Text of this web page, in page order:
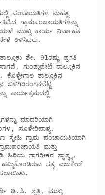
ಗ್ರಾಮಪಂಚಾಯತಿಗಳನ್ನು
ಮುಖ್ಯ ಕಾರ್ಯ ನಿರ್ವಾಹಕ
ತಿಳಿಸಿದರು.
ಗುಂಡ್ಲುಪೇಟೆ ತಾಲ್ಲೂಕಿನ
ತಾಲ್ಲೂಕಿನ
ಬಿಳಿಗಿರಿರಂಗನಬೆಟ್ಟ
ಕಾರ್ಯಕ್ರಮದಲ್ಲಿ
ಸೂಳೇರಿಪಾಳ್ಯ.
ಸ್ನೇಹಿ ಗ್ರಾಮ ಪಂಚಾಯತಿಯಾಗಿ
ಮತ್ತು
ಹಿರಿಯ ನಾಗರೀಕರ ಸ್ವಾಸ್ಥ್ಯ,
ಸತ್ಯ ಎಜುಕೇರ್